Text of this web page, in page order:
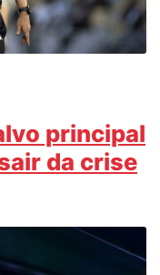
principal
da crise